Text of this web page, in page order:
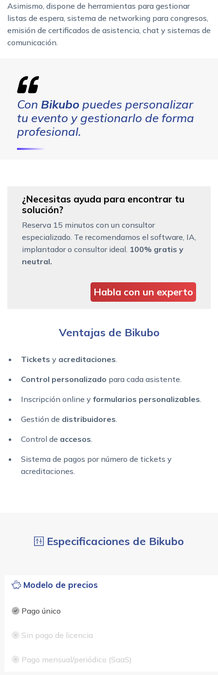
Asimismo, dispone de herramientas para gestionar
listas de espera, sistema de networking para congresos,
emisión de certificados de asistencia, chat y sistemas de
comunicación.
Con Bikubo puedes personalizar
tu evento y gestionarlo de forma
profesional.
¿Necesitas ayuda para encontrar tu
solución?
Reserva 15 minutos con un consultor
especializado. Te recomendamos el software, IA,
implantador o consultor ideal. 100% gratis y
neutral.
Habla con un experto
Ventajas de Bikubo
Tickets y acreditaciones
Control personalizado para cada asistente.
Inscripción online y formularios personalizables
Gestión de distribuidores
Control de accesos
Sistema de pagos por número de tickets y
acreditaciones.
Especificaciones de Bikubo
Modelo de precios
Pago único
Sin pago de licencia
Pago mensual/periódico (SaaS)